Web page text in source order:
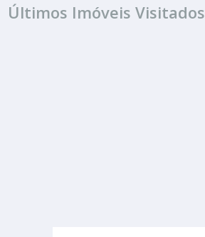
Últimos Imóveis Visitados